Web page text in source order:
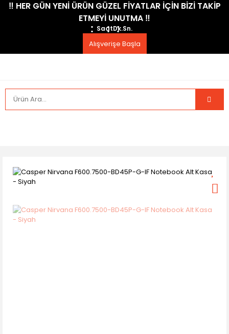
​‼️​ HER GÜN YENİ ÜRÜN GÜZEL FİYATLAR İÇİN BİZİ TAKİP
ETMEYİ UNUTMA ​‼️​
SaatDk.Sn.
Alışverişe Başla